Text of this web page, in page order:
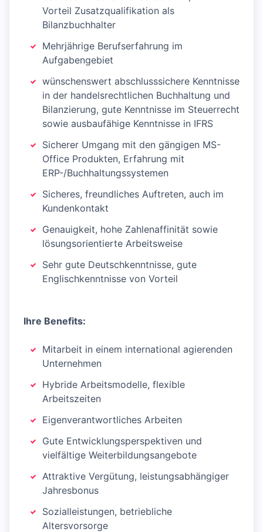
Vorteil Zusatzqualifikation als
Bilanzbuchhalter
Mehrjährige Berufserfahrung im
Aufgabengebiet
wünschenswert abschlusssichere Kenntnisse
in der handelsrechtlichen Buchhaltung und
Bilanzierung, gute Kenntnisse im Steuerrecht
sowie ausbaufähige Kenntnisse in IFRS
Sicherer Umgang mit den gängigen MS-
Office Produkten, Erfahrung mit
ERP-/Buchhaltungssystemen
Sicheres, freundliches Auftreten, auch im
Kundenkontakt
Genauigkeit, hohe Zahlenaffinität sowie
lösungsorientierte Arbeitsweise
Sehr gute Deutschkenntnisse, gute
Englischkenntnisse von Vorteil
Ihre Benefits:
Mitarbeit in einem international agierenden
Unternehmen
Hybride Arbeitsmodelle, flexible
Arbeitszeiten
Eigenverantwortliches Arbeiten
Gute Entwicklungsperspektiven und
vielfältige Weiterbildungsangebote
Attraktive Vergütung, leistungsabhängiger
Jahresbonus
Sozialleistungen, betriebliche
Altersvorsorge